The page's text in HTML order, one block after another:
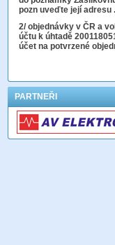
pozn uveďte její adresu .
2/ objednávky v ČR a
účtu k úhtadě
účet na potvrzené
PARTNEŘI